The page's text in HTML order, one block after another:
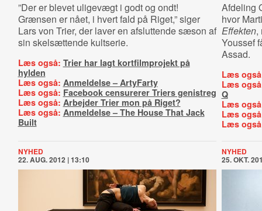
”Der er blevet uligevægt i godt og ondt!
Grænsen er nået, i hvert fald på Riget,” siger
Lars von Trier, der laver en afsluttende sæson af
sin skelsættende kultserie.
Læs også: Trier har lagt kortfilmprojekt på
hylden
Læs også: Anmeldelse – ArtyFarty
Læs også: Facebook censurerer Triers genistreg
Læs også: Arbejder Trier mon på Riget?
Læs også: Anmeldelse – The House That Jack
Built
Afdeling
hvor
Effekten,
Youssef
Assad.
Læs
Læs
Q
Læs
Læs
Læs
NYHED
22. AUG. 2012 | 13:10
NYHED
25. OKT.